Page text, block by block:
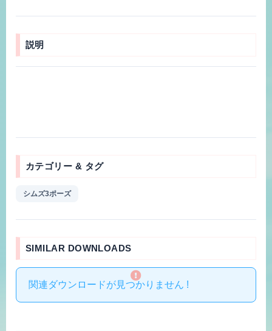
説明
カテゴリー & タグ
シムズ3ポーズ
SIMILAR DOWNLOADS
関連ダウンロードが見つかりません !